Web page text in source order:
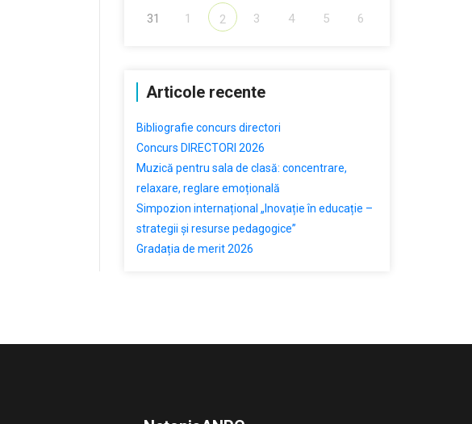
31 1 2 3 4 5 6
Articole recente
Bibliografie concurs directori
Concurs DIRECTORI 2026
Muzică pentru sala de clasă: concentrare,
relaxare, reglare emoțională
Simpozion internațional „Inovație în educație –
strategii și resurse pedagogice”
Gradația de merit 2026